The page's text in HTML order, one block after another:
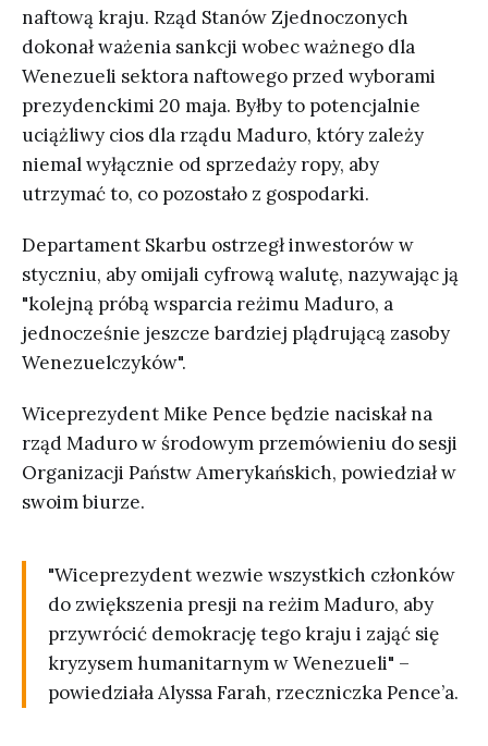
naftową kraju. Rząd Stanów Zjednoczonych
dokonał ważenia sankcji wobec ważnego dla
Wenezueli sektora naftowego przed wyborami
prezydenckimi 20 maja. Byłby to potencjalnie
uciążliwy cios dla rządu Maduro, który zależy
niemal wyłącznie od sprzedaży ropy, aby
utrzymać to, co pozostało z gospodarki.
Departament Skarbu ostrzegł inwestorów w
styczniu, aby omijali cyfrową walutę, nazywając ją
"kolejną próbą wsparcia reżimu Maduro, a
jednocześnie jeszcze bardziej plądrującą zasoby
Wenezuelczyków".
Wiceprezydent Mike Pence będzie naciskał na
rząd Maduro w środowym przemówieniu do sesji
Organizacji Państw Amerykańskich, powiedział w
swoim biurze.
"Wiceprezydent wezwie wszystkich członków
do zwiększenia presji na reżim Maduro, aby
przywrócić demokrację tego kraju i zająć się
kryzysem humanitarnym w Wenezueli" –
powiedziała Alyssa Farah, rzeczniczka Pence’a.